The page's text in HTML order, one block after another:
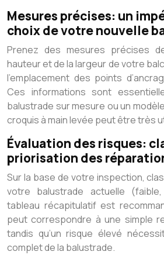
Mesures précises: un
choix de votre nouvelle
Prenez des mesures précises
hauteur et de la largeur de votre
l’emplacement des points
Ces informations sont
balustrade sur mesure ou un
croquis à main levée peut être très
Évaluation des risques:
priorisation des
Sur la base de votre inspection,
votre balustrade actuelle
tableau récapitulatif est
peut correspondre à une simple
tandis qu’un risque élevé
complet de la balustrade.